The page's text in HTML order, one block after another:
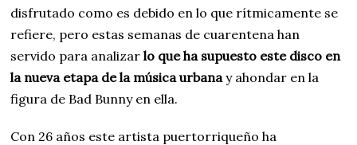
disfrutado como es debido en lo que rítmicamente se
refiere, pero estas semanas de cuarentena han
servido para analizar lo que ha supuesto este disco en
la nueva etapa de la música urbanay ahondar en la
figura de Bad Bunny en ella.
Con 26 años este artista puertorriqueño ha